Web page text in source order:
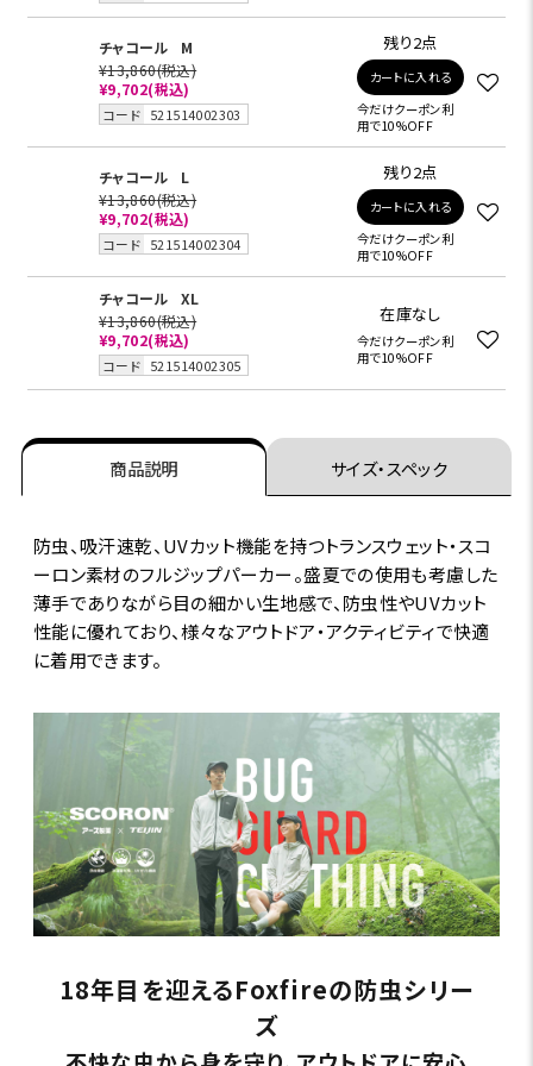
チャコール
M
¥13,860(税込)
¥9,702(税込)
コード 521514002303
残り2点
カートに入れる
今だけクーポン利
用で10%OFF
チャコール
L
¥13,860(税込)
¥9,702(税込)
コード 521514002304
残り2点
カートに入れる
今だけクーポン利
用で10%OFF
チャコール
XL
¥13,860(税込)
¥9,702(税込)
コード 521514002305
在庫なし
今だけクーポン利
用で10%OFF
商品説明 サイズ・スペック
防虫、吸汗速乾、UVカット機能を持つトランスウェット・スコ
ーロン素材のフルジップパーカー。盛夏での使用も考慮した
薄手でありながら目の細かい生地感で、防虫性やUVカット
性能に優れており、様々なアウトドア・アクティビティで快適
に着用できます。
18年目を迎えるFoxfireの防虫シリー
ズ